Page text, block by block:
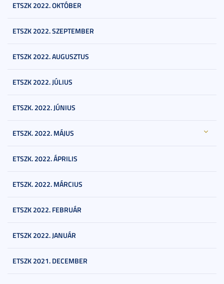
ETSZK 2022. OKTÓBER
ETSZK 2022. SZEPTEMBER
ETSZK 2022. AUGUSZTUS
ETSZK 2022. JÚLIUS
ETSZK. 2022. JÚNIUS
ETSZK. 2022. MÁJUS
ETSZK. 2022. ÁPRILIS
ETSZK. 2022. MÁRCIUS
ETSZK 2022. FEBRUÁR
ETSZK 2022. JANUÁR
ETSZK 2021. DECEMBER